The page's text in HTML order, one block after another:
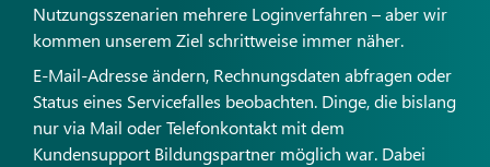
Nutzungsszenarien mehrere Loginverfahren – aber wir
kommen unserem Ziel schrittweise immer näher.
E-Mail-Adresse ändern, Rechnungsdaten abfragen oder
Status eines Servicefalles beobachten. Dinge, die bislang
nur via Mail oder Telefonkontakt mit dem
Kundensupport Bildungspartner möglich war. Dabei